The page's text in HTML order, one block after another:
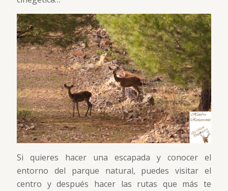
Si quieres hacer una escapada y conocer el
entorno del parque natural, puedes visitar el
centro y después hacer las rutas que más te